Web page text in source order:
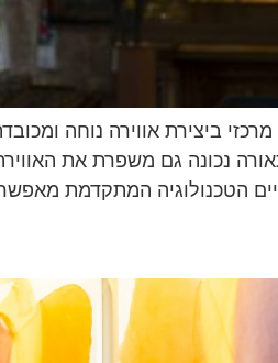
ביצירת אווירה נוחה
נכונה גם משפרת את
הטכנולוגיה המתקדמת